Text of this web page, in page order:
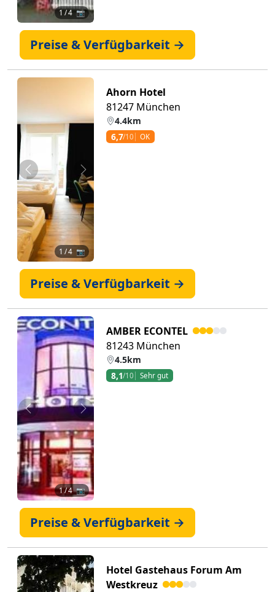
1 / 4 📷
Preise & Verfügbarkeit →
Zurück Weiter
1 / 4 📷
Ahorn Hotel
81247 München
4.4km
6,7/10 OK
Preise & Verfügbarkeit →
Zurück Weiter
1/ 4 📷
AMBER ECONTEL
81243 München
4.5km
8,1/10 Sehr gut
Preise & Verfügbarkeit →
Hotel Gastehaus Forum Am
Westkreuz